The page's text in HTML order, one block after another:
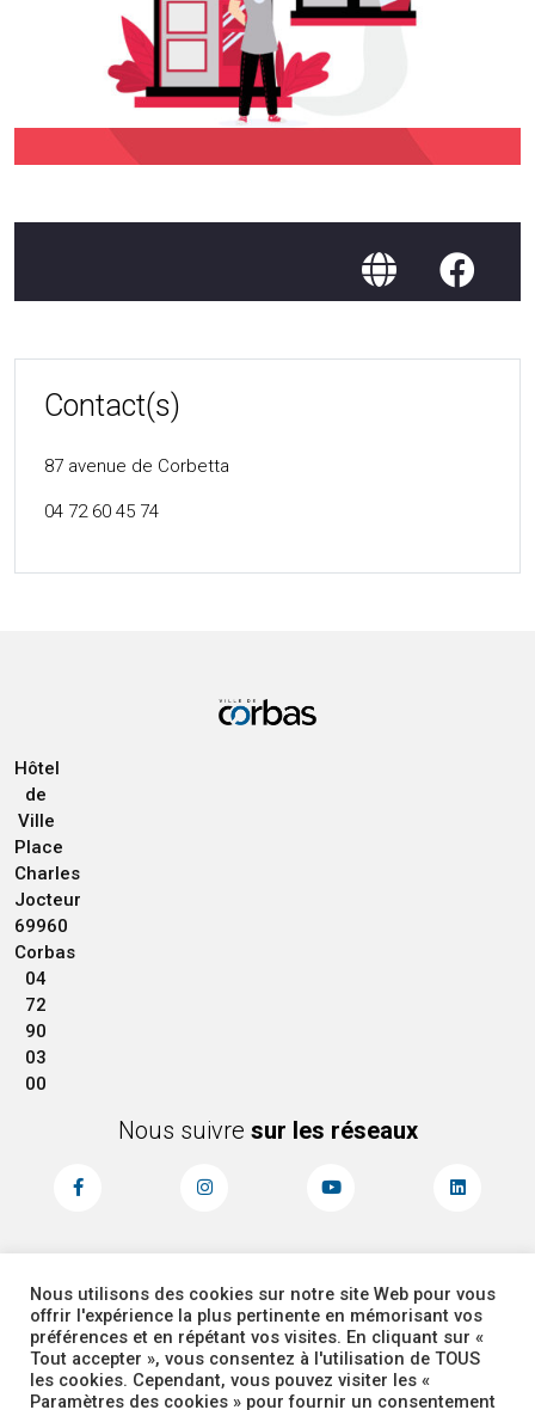
Contact(s)
87 avenue de Corbetta
04 72 60 45 74
Hôtel
de
Ville
Place
Charles
Jocteur
69960
Corbas
04
72
90
03
00
Nous suivre sur les réseaux
MENTIONS LÉGALES
PLAN DU SITE
ACCESSIBILITÉ
ADMINISTRATEUR
COOKIES
Nous utilisons des cookies sur notre site Web pour vous
offrir l'expérience la plus pertinente en mémorisant vos
préférences et en répétant vos visites. En cliquant sur «
Tout accepter », vous consentez à l'utilisation de TOUS
les cookies. Cependant, vous pouvez visiter les «
Paramètres des cookies » pour fournir un consentement